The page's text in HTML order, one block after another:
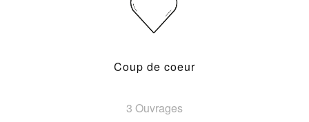
Coup de coeur
3 Ouvrages